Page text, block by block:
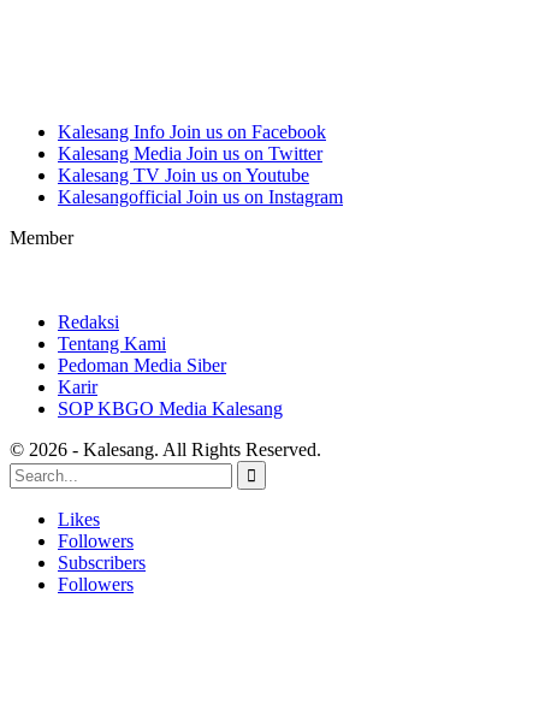
Kalesang Info Join us on Facebook
Kalesang Media Join us on Twitter
Kalesang TV Join us on Youtube
Kalesangofficial Join us on Instagram
Member
Redaksi
Tentang Kami
Pedoman Media Siber
Karir
SOP KBGO Media Kalesang
© 2026 - Kalesang. All Rights Reserved.
Likes
Followers
Subscribers
Followers